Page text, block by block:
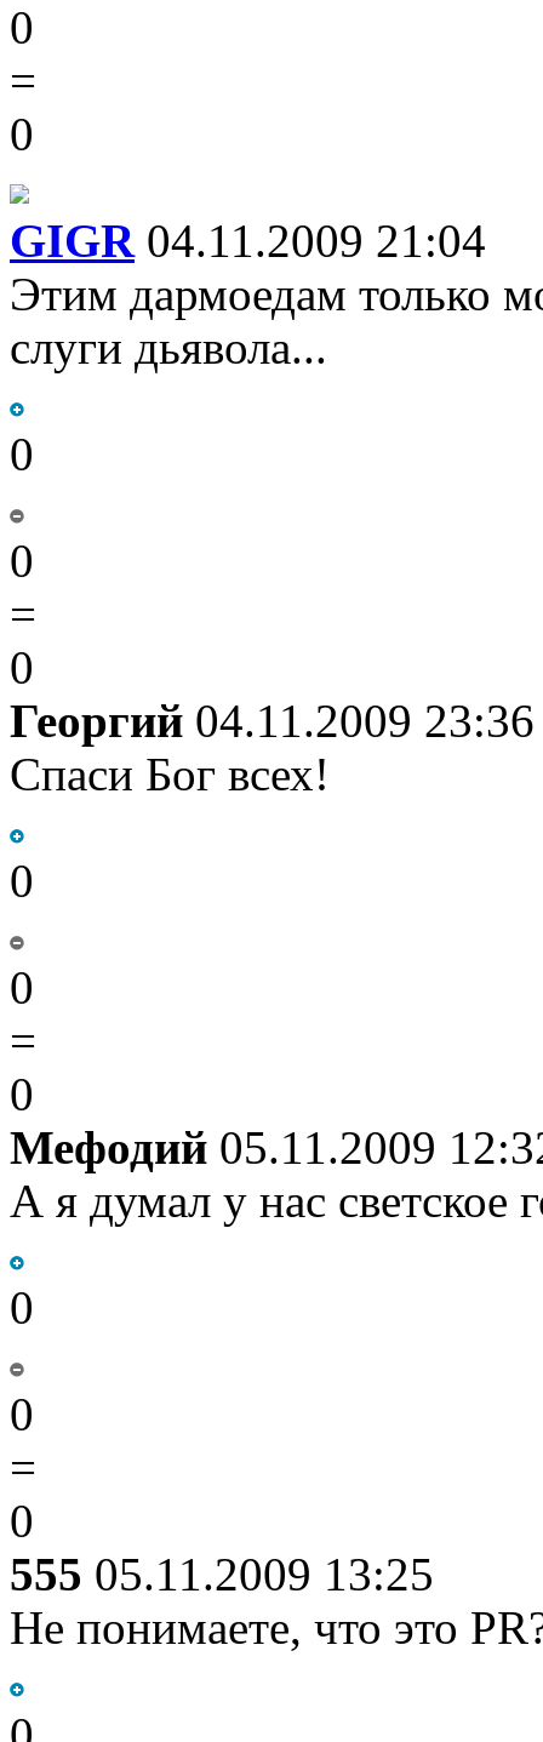
0
=
0
GIGR04.11.2009 21:04
Этим дармоедам только
слуги дьявола...
0
0
=
0
Георгий 04.11.2009 23:36
Спаси Бог всех!
0
0
=
0
Мефодий 05.11.2009
А я думал у нас светское
0
0
=
0
555 05.11.2009 13:25
Не понимаете, что это